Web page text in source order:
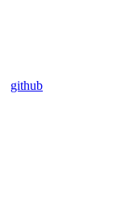
github